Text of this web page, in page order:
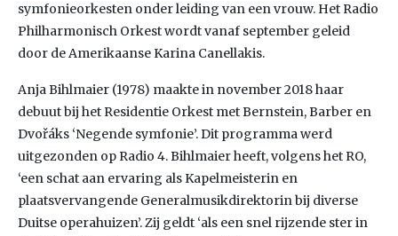
symfonieorkesten onder leiding van een vrouw. Het Radio
Philharmonisch Orkest wordt vanaf september geleid
door de Amerikaanse Karina Canellakis.
Anja Bihlmaier (1978) maakte in november 2018 haar
debuut bij het Residentie Orkest met Bernstein, Barber en
Dvořáks ‘Negende symfonie’. Dit programma werd
uitgezonden op Radio 4. Bihlmaier heeft, volgens het RO,
‘een schat aan ervaring als Kapelmeisterin en
plaatsvervangende Generalmusikdirektorin bij diverse
Duitse operahuizen’. Zij geldt ‘als een snel rijzende ster in